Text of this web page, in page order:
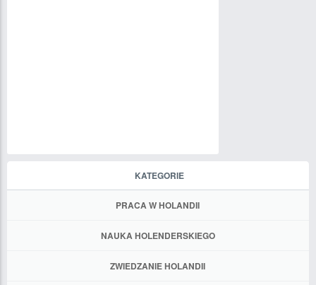
KATEGORIE
PRACA W HOLANDII
NAUKA HOLENDERSKIEGO
ZWIEDZANIE HOLANDII